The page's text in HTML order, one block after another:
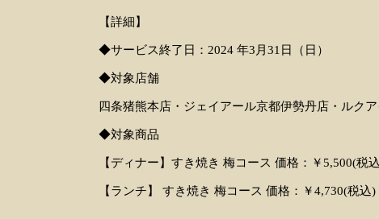
【詳細】
◆サービス終了日：2024 年3月31日（日）
◆対象店舗
四条猪熊本店・ジェイアール京都伊勢丹店・ルク
◆対象商品
【ディナー】すき焼き 梅コース 価格：￥5,500(税
【ランチ】 すき焼き 梅コース 価格：￥4,730(税込)